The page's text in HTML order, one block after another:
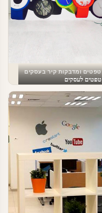
טפטים ומדבקות קיר בעסקים
טפטים לעסקים